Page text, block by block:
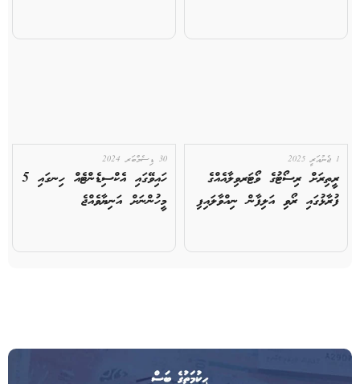
1 ޖެނުއަރީ 2025
ރީތިރަށް ރިސޯޓުގެ ވޯޓަރވިލާއެއްގެ
ފުރާޅުގައި ރޯވި އަލިފާން ނިއްވާލައިފި
30 ޑިސެމްބަރ 2024
ހައިވޭގައި އެކްސިޑެންޓެއް ހިނގައި 5
މީހުންނަށް އަނިޔާވެއްޖެ